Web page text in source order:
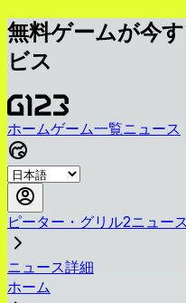
無料ゲームが今
ビス
ホームゲーム一覧ニュース
ピーター・グリル2ニュース
ニュース詳細
ホーム